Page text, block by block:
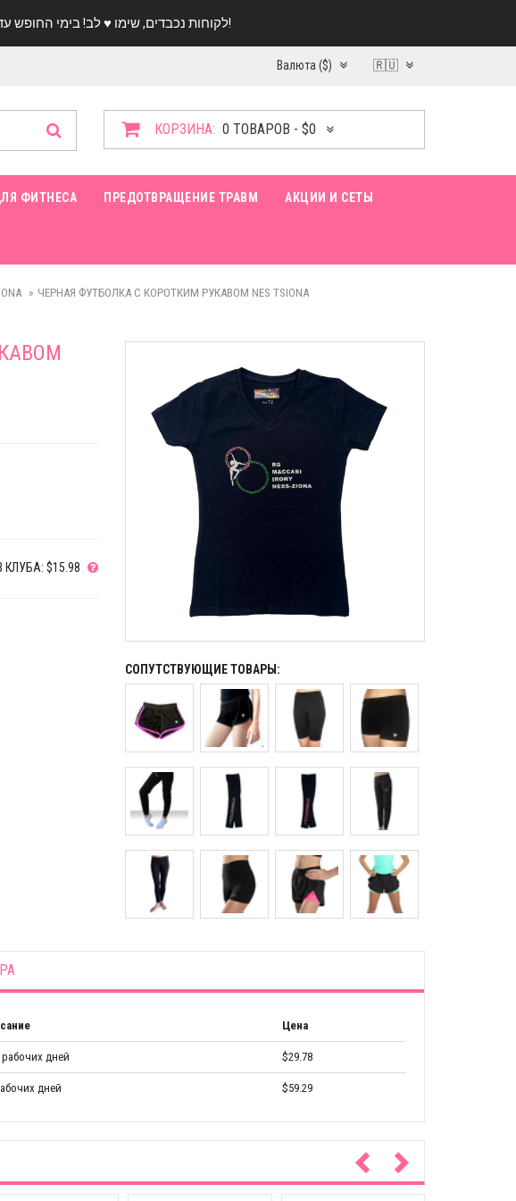
לקוחות נכבדים, שימו ♥️ לב! בימי החופש עד התאריך 20.08 החנות עובדת במתכונת מצומצמת. נא להתקשר לפני הגעה!
Валюта ($) 🇷🇺
КОРЗИНА: 0 ТОВАРОВ - $0
ФИТНЕСА ПРЕДОТВРАЩЕНИЕ ТРАВМ АКЦИИ И СЕТЫ
ЧЕРНАЯ ФУТБОЛКА С КОРОТКИМ РУКАВОМ NES TSIONA
СОПУТСТВУЮЩИЕ ТОВАРЫ:
$15.98
Цена
рабочих дней $29.78
дней $59.29